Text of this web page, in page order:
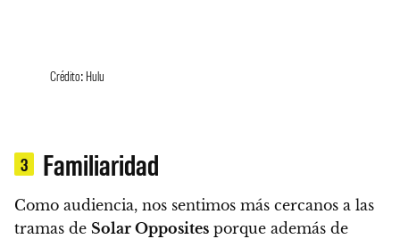
Crédito: Hulu
3 Familiaridad
Como audiencia, nos sentimos más cercanos a las
tramas de Solar Opposites porque además de